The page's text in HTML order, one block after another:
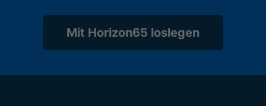
Mit Horizon65 loslegen